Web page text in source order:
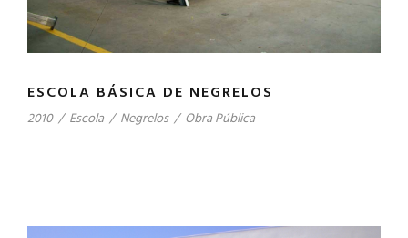
ESCOLA BÁSICA DE NEGRELOS
2010 / Escola / Negrelos / Obra Pública